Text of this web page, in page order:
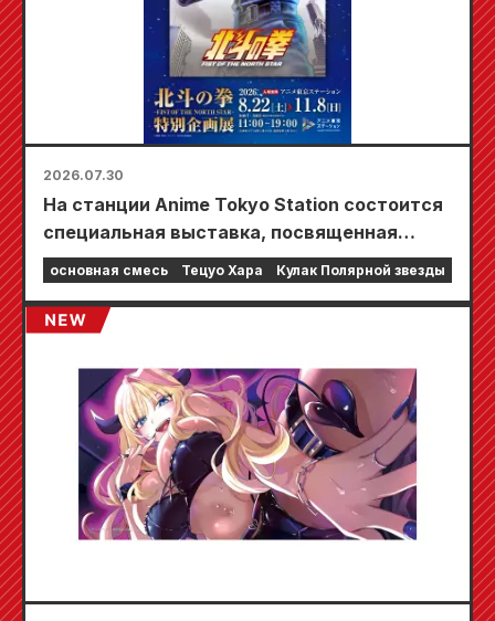
2026.07.30
На станции Anime Tokyo Station состоится
специальная выставка, посвященная
фильму «Кулак Северной звезды»!!
основная смесь Тецуо Хара Кулак Полярной звезды